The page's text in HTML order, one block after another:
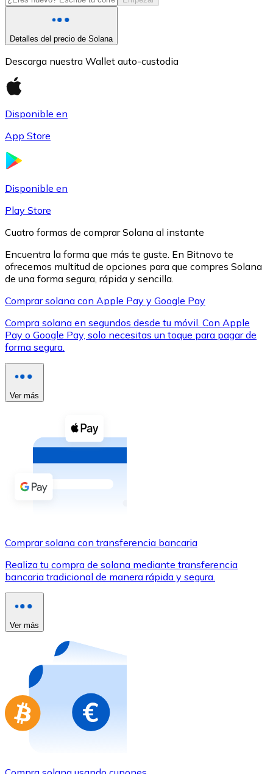
Litecoin
LTC
Ver todo
Compra criptomonedas con efectivo en tu tienda más
Comprar con efectivo
Transferencia SEPA
Añade fondos a tu cuenta Bitnovo o realiza compras
Comprar con Transferencia
Utiliza tarjetas Visa y Mastercard para comprar
Comprar con tarjeta
Tienda - Tarjetas regalo
Nuevo
Compra tarjetas regalo de tus marcas favoritas con
Ir a la tienda de tarjetas regalo
Detalles del precio de Solana
Descarga nuestra Wallet auto-custodia
Disponible en
App Store
Disponible en
Play Store
Cuatro formas de comprar Solana al instante
Encuentra la forma que más te guste. En Bitnovo te
ofrecemos multitud de opciones para que compres Solana
de una forma segura, rápida y sencilla.
Comprar solana con Apple Pay y Google Pay
Compra solana en segundos desde tu móvil. Con Apple
Pay o Google Pay, solo necesitas un toque para pagar de
forma segura.
Ver más
Comprar solana con transferencia bancaria
Realiza tu compra de solana mediante transferencia
bancaria tradicional de manera rápida y segura.
Ver más